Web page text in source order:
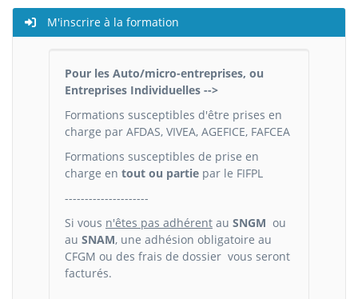
M'inscrire à la formation
Pour les Auto/micro-entreprises, ou
Entreprises Individuelles -->
Formations susceptibles d'être prises en
charge par AFDAS, VIVEA, AGEFICE, FAFCEA
Formations susceptibles de prise en
charge en tout ou partie par le FIFPL
---------------------
Si vous n'êtes pas adhérent au SNGM ou
au SNAM, une adhésion obligatoire au
CFGM ou des frais de dossier vous seront
facturés.